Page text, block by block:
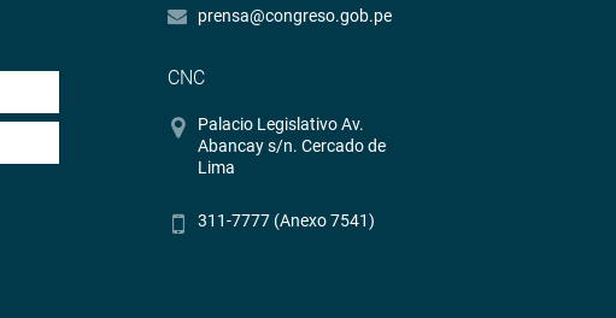
prensa@congreso.gob.pe
CNC
Palacio Legislativo Av.
Abancay s/n. Cercado de
Lima
311-7777 (Anexo 7541)